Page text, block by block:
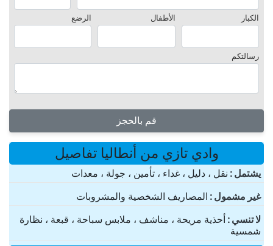
الكبار الأطفال الرضع
رسالتكم
قم بالحجز
وادي تازي من أنطاليا تفاصيل
یشتمل نقل ، دليل ، غداء ، تأمين ، جولة ، معدات
غير مشمول المصاريف الشخصية والمشروبات
لا تنسي أحذية مريحة ، مناشف ، ملابس سباحة ، قبعة ، نظارة
شمسية